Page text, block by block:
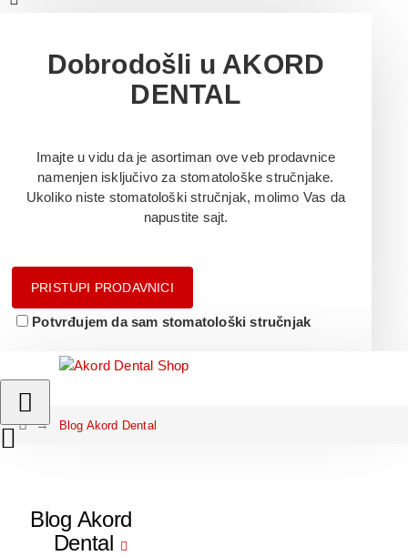
Dobrodošli u AKORD
DENTAL
Imajte u vidu da je asortiman ove veb prodavnice
namenjen isključivo za stomatološke stručnjake.
Ukoliko niste stomatološki stručnjak, molimo Vas da
napustite sajt.
PRISTUPI PRODAVNICI
Potvrđujem da sam stomatološki stručnjak
Blog Akord Dental
Blog Akord
Dental